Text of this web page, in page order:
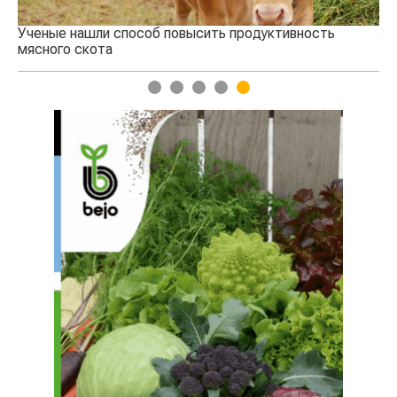
Ученые нашли способ повысить продуктивность
мясного скота
1 2 3 4 5